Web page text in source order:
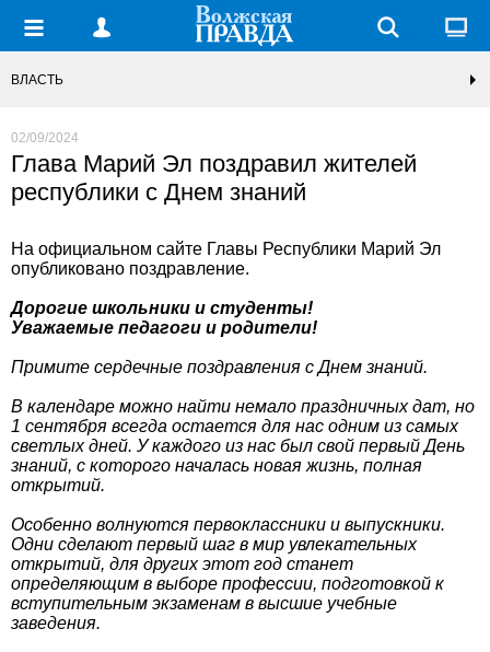
ВЛАСТЬ
02/09/2024
Глава Марий Эл поздравил жителей
республики с Днем знаний
На официальном сайте Главы Республики Марий Эл
опубликовано поздравление.
Дорогие школьники и студенты!
Уважаемые педагоги и родители!
Примите сердечные поздравления с Днем знаний.
В календаре можно найти немало праздничных дат, но
1 сентября всегда остается для нас одним из самых
светлых дней. У каждого из нас был свой первый День
знаний, с которого началась новая жизнь, полная
открытий.
Особенно волнуются первоклассники и выпускники.
Одни сделают первый шаг в мир увлекательных
открытий, для других этот год станет
определяющим в выборе профессии, подготовкой к
вступительным экзаменам в высшие учебные
заведения.